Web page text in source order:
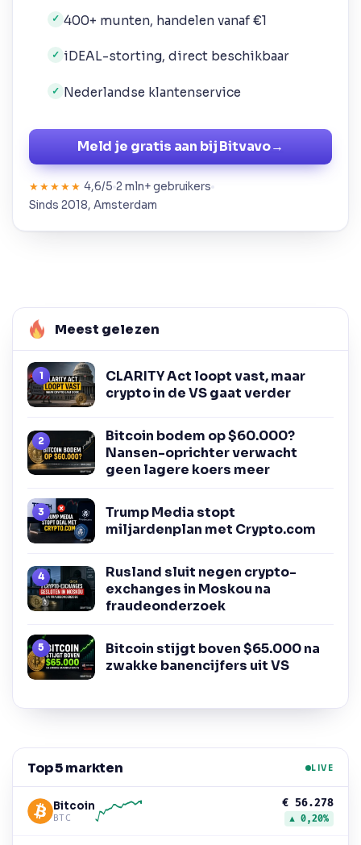
✓ 400+ munten, handelen vanaf €1
✓ iDEAL-storting, direct beschikbaar
✓ Nederlandse klantenservice
Meld je gratis aan bij Bitvavo→
★★★★★ 4,6/5 2 mln+ gebruikers
Sinds 2018, Amsterdam
Meest gelezen
CLARITY Act loopt vast, maar
crypto in de VS gaat verder
Bitcoin bodem op $60.000?
Nansen-oprichter verwacht
geen lagere koers meer
Trump Media stopt
miljardenplan met Crypto.com
Rusland sluit negen crypto-
exchanges in Moskou na
fraudeonderzoek
Bitcoin stijgt boven $65.000 na
zwakke banencijfers uit VS
Top 5 markten LIVE
Bitcoin
BTC
€ 56.278
▲ 0,20%